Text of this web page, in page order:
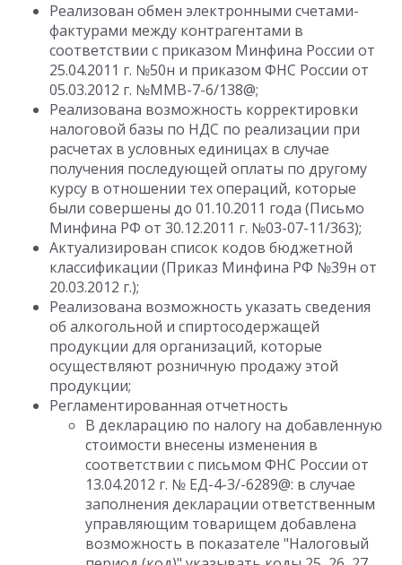
Реализован обмен электронными счетами-
фактурами между контрагентами в
соответствии с приказом Минфина России от
25.04.2011 г. №50н и приказом ФНС России от
05.03.2012 г. №ММВ-7-6/138@;
Реализована возможность корректировки
налоговой базы по НДС по реализации при
расчетах в условных единицах в случае
получения последующей оплаты по другому
курсу в отношении тех операций, которые
были совершены до 01.10.2011 года (Письмо
Минфина РФ от 30.12.2011 г. №03-07-11/363);
Актуализирован список кодов бюджетной
классификации (Приказ Минфина РФ №39н от
20.03.2012 г.);
Реализована возможность указать сведения
об алкогольной и спиртосодержащей
продукции для организаций, которые
осуществляют розничную продажу этой
продукции;
Регламентированная отчетность
В декларацию по налогу на добавленную
стоимости внесены изменения в
соответствии с письмом ФНС России от
13.04.2012 г. № ЕД-4-3/-6289@: в случае
заполнения декларации ответственным
управляющим товарищем добавлена
возможность в показателе "Налоговый